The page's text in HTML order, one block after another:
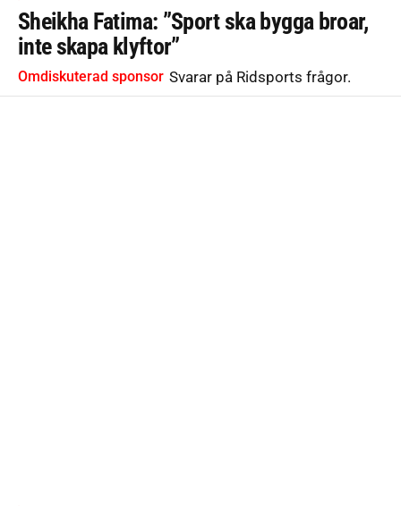
Sheikha Fatima: ”Sport ska bygga broar,
inte skapa klyftor”
Omdiskuterad sponsor Svarar på Ridsports frågor.